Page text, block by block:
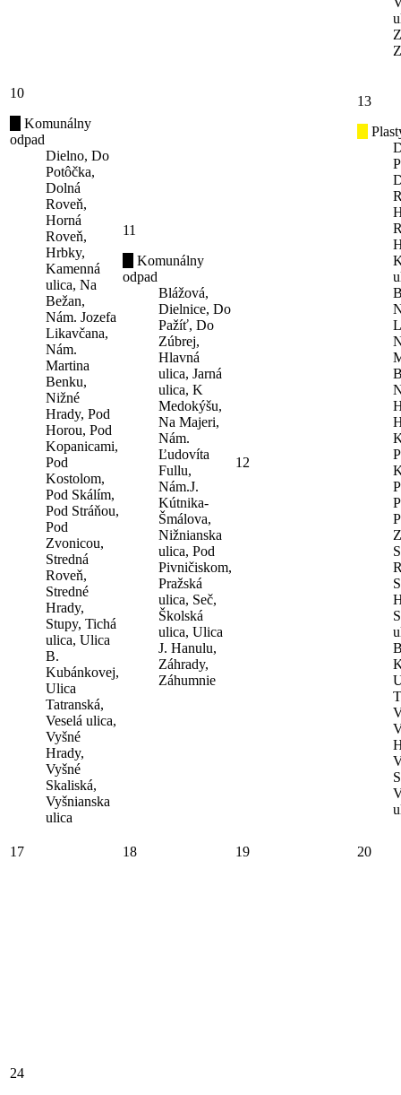
10
Komunálny
odpad
Dielno, Do
Potôčka,
Dolná
Roveň,
Horná
Roveň,
Hrbky,
Kamenná
ulica, Na
Bežan,
Nám. Jozefa
Likavčana,
Nám.
Martina
Benku,
Nižné
Hrady, Pod
Horou, Pod
Kopanicami,
Pod
Kostolom,
Pod Skálím,
Pod Stráňou,
Pod
Zvonicou,
Stredná
Roveň,
Stredné
Hrady,
Stupy, Tichá
ulica, Ulica
B.
Kubánkovej,
Ulica
Tatranská,
Veselá ulica,
Vyšné
Hrady,
Vyšné
Skaliská,
Vyšnianska
ulica
11
Komunálny
odpad
Blážová,
Dielnice, Do
Pažíť, Do
Zúbrej,
Hlavná
ulica, Jarná
ulica, K
Medokýšu,
Na Majeri,
Nám.
Ľudovíta
Fullu,
Nám.J.
Kútnika-
Šmálova,
Nižnianska
ulica, Pod
Pivničiskom,
Pražská
ulica, Seč,
Školská
ulica, Ulica
J. Hanulu,
Záhrady,
Záhumnie
12
13
17 18 19 20
24